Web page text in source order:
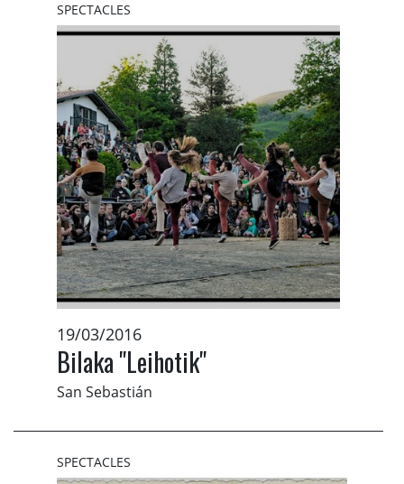
SPECTACLES
19/03/2016
Bilaka "Leihotik"
San Sebastián
SPECTACLES